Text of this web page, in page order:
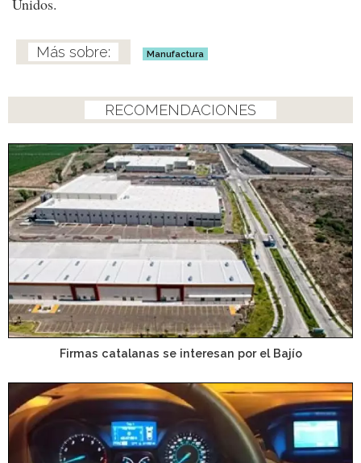
Manufactura
RECOMENDACIONES
Firmas catalanas se interesan por el Bajío